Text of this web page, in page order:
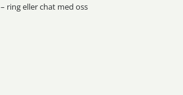
– ring eller chat med oss